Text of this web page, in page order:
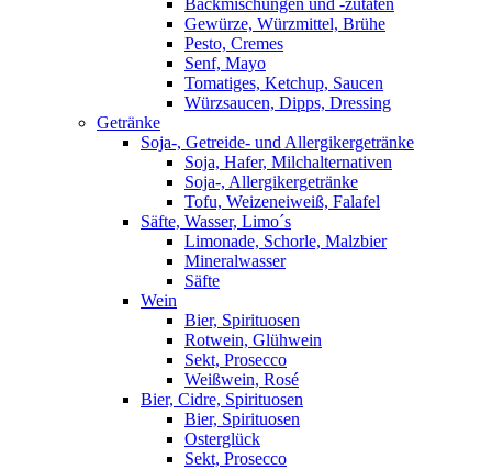
Backmischungen und -zutaten
Gewürze, Würzmittel, Brühe
Pesto, Cremes
Senf, Mayo
Tomatiges, Ketchup, Saucen
Würzsaucen, Dipps, Dressing
Getränke
Soja-, Getreide- und Allergikergetränke
Soja, Hafer, Milchalternativen
Soja-, Allergikergetränke
Tofu, Weizeneiweiß, Falafel
Säfte, Wasser, Limo´s
Limonade, Schorle, Malzbier
Mineralwasser
Säfte
Wein
Bier, Spirituosen
Rotwein, Glühwein
Sekt, Prosecco
Weißwein, Rosé
Bier, Cidre, Spirituosen
Bier, Spirituosen
Osterglück
Sekt, Prosecco